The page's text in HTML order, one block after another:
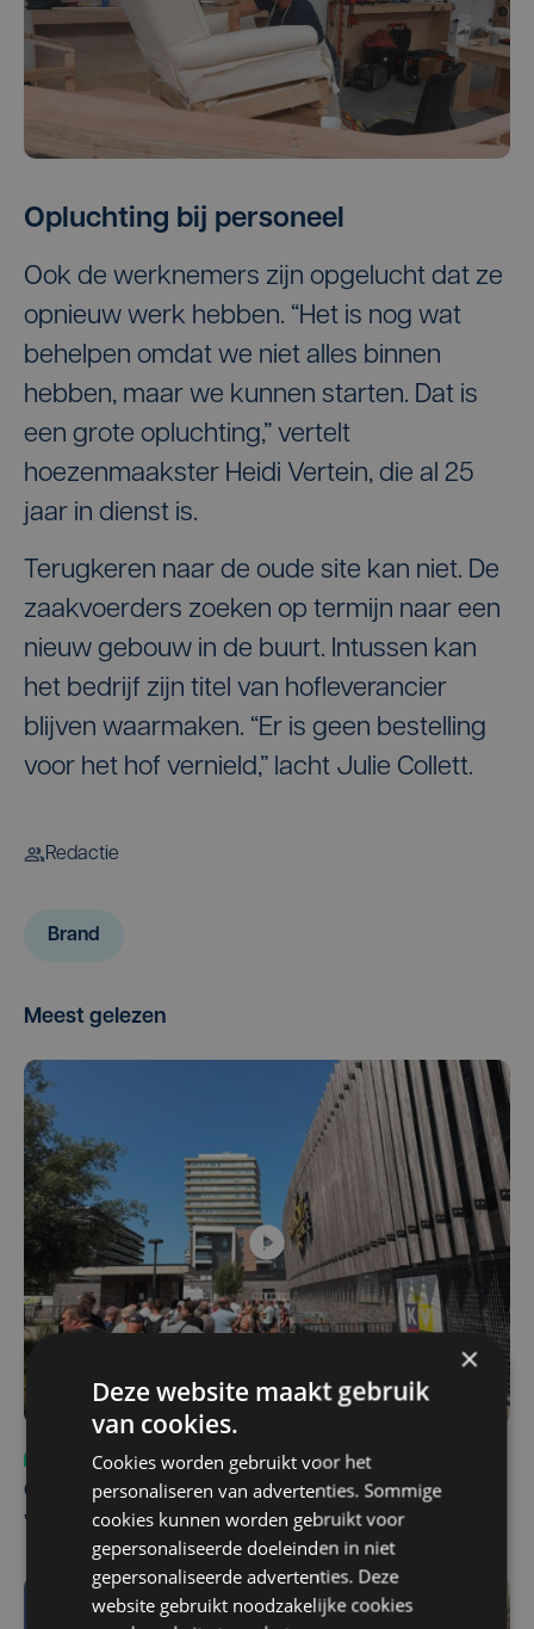
Opluchting bij personeel
Ook de werknemers zijn opgelucht dat ze
opnieuw werk hebben. “Het is nog wat
behelpen omdat we niet alles binnen
hebben, maar we kunnen starten. Dat is
een grote opluchting,” vertelt
hoezenmaakster Heidi Vertein, die al 25
jaar in dienst is.
Terugkeren naar de oude site kan niet. De
zaakvoerders zoeken op termijn naar een
nieuw gebouw in de buurt. Intussen kan
het bedrijf zijn titel van hofleverancier
blijven waarmaken. “Er is geen bestelling
voor het hof vernield,” lacht Julie Collett.
Redactie
Brand
Meest gelezen
Sport
ma 3 augustus | 17:39
Champions League leeft in Oostende: lange wachtrij
voor tickets Union - Bodø/Glimt
×
Deze website maakt gebruik
van cookies.
Cookies worden gebruikt voor het
personaliseren van advertenties. Sommige
cookies kunnen worden gebruikt voor
gepersonaliseerde doeleinden in niet
gepersonaliseerde advertenties. Deze
website gebruikt noodzakelijke cookies